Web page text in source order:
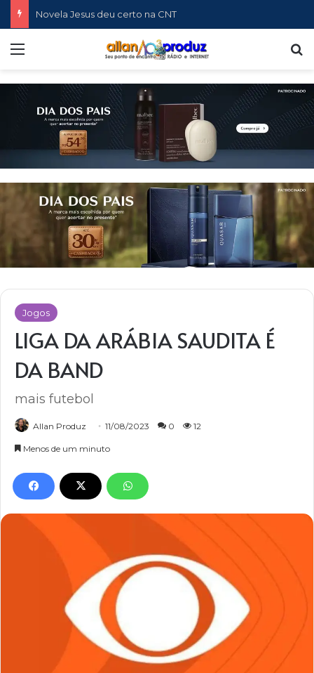
Novela Jesus deu certo na CNT
Menu
Jogos
LIGA DA ARÁBIA SAUDITA É
DA BAND
mais futebol
Allan Produz 11/08/2023 0 12
Menos de um minuto